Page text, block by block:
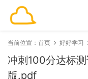
当前位置： 首页 好好学习
冲刺100分达标
版.pdf